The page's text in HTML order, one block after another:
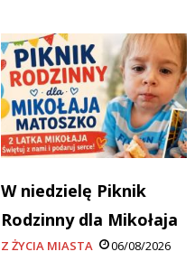
W niedzielę Piknik
Rodzinny dla Mikołaja
Z ŻYCIA MIASTA 06/08/2026